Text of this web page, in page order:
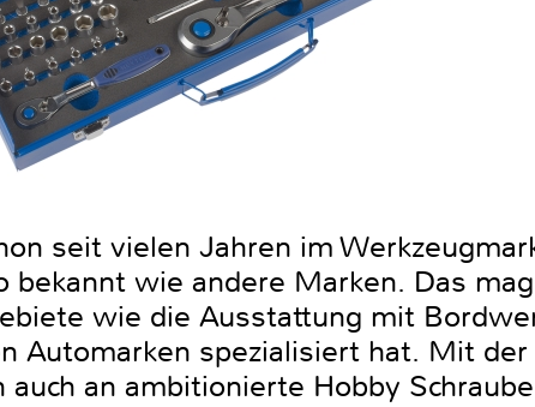
seit vielen Jahren im
bekannt wie andere Marken. Das
wie die Ausstattung mit
Automarken spezialisiert hat. Mit
an ambitionierte Hobby